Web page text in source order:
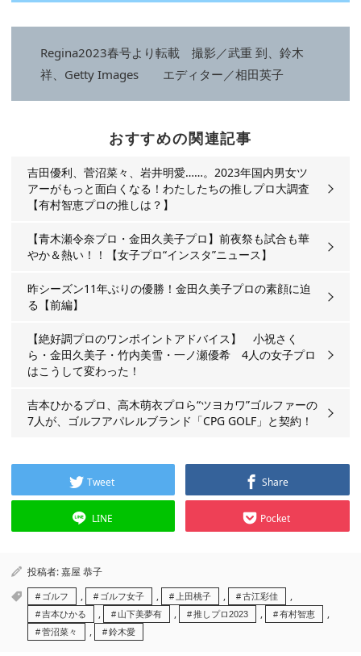
Regina2023春号より転載 撮影／武重 到、鈴木
祥、Getty Images エディター／相田英子
おすすめの関連記事
吉田優利、菅沼菜々、岩井明愛……。2023年国内男女ツ
アーがもっと面白くなる！わたしたちの推しプロ大調査
【有村智恵プロの推しは？】
【青木瀬令奈プロ・金田久美子プロ】前夜祭も試合も華
やか＆熱い！！【女子プロ“インスタ”ニュース】
昨シーズン11年ぶりの優勝！金田久美子プロの素顔に迫
る【前編】
【絶好調プロのワンポイントアドバイス】 小祝さく
ら・金田久美子・竹内美雪・一ノ瀬優希 4人の女子プロ
はこうして変わった！
吉本ひかるプロ、高木萌衣プロら“ツヨカワ”ゴルファーの
7人が、ゴルフアパレルブランド「CPG GOLF」と契約！
Tweet Share
LINE Pocket
投稿者:嘉屋 恭子
ゴルフ , ゴルフ女子 , 上田桃子 , 古江彩佳 ,
吉本ひかる , 山下美夢有 , 推しプロ2023 , 有村智恵 ,
菅沼菜々 , 鈴木愛